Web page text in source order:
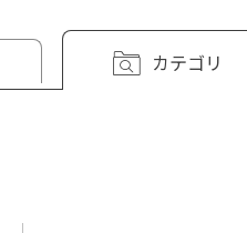
カテゴリ